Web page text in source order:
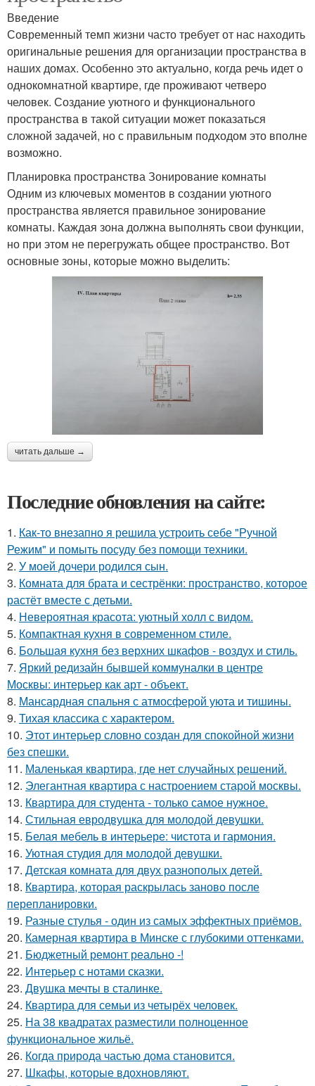
Введение
Современный темп жизни часто требует от нас находить
оригинальные решения для организации пространства в
наших домах. Особенно это актуально, когда речь идет о
однокомнатной квартире, где проживают четверо
человек. Создание уютного и функционального
пространства в такой ситуации может показаться
сложной задачей, но с правильным подходом это вполне
возможно.
Планировка пространства Зонирование комнаты
Одним из ключевых моментов в создании уютного
пространства является правильное зонирование
комнаты. Каждая зона должна выполнять свои функции,
но при этом не перегружать общее пространство. Вот
основные зоны, которые можно выделить:
читать дальше →
Последние обновления на сайте:
1. Как-то внезапно я решила устроить себе "Ручной
Режим" и помыть посуду без помощи техники.
2. У моей дочери родился сын.
3. Комната для брата и сестрёнки: пространство, которое
растёт вместе с детьми.
4. Невероятная красота: уютный холл с видом.
5. Компактная кухня в современном стиле.
6. Большая кухня без верхних шкафов - воздух и стиль.
7. Яркий редизайн бывшей коммуналки в центре
Москвы: интерьер как арт - объект.
8. Мансардная спальня с атмосферой уюта и тишины.
9. Тихая классика с характером.
10. Этот интерьер словно создан для спокойной жизни
без спешки.
11. Маленькая квартира, где нет случайных решений.
12. Элегантная квартира с настроением старой москвы.
13. Квартира для студента - только самое нужное.
14. Стильная евродвушка для молодой девушки.
15. Белая мебель в интерьере: чистота и гармония.
16. Уютная студия для молодой девушки.
17. Детская комната для двух разнополых детей.
18. Квартира, которая раскрылась заново после
перепланировки.
19. Разные стулья - один из самых эффектных приёмов.
20. Камерная квартира в Минске с глубокими оттенками.
21. Бюджетный ремонт реально -!
22. Интерьер с нотами сказки.
23. Двушка мечты в сталинке.
24. Квартира для семьи из четырёх человек.
25. На 38 квадратах разместили полноценное
функциональное жильё.
26. Когда природа частью дома становится.
27. Шкафы, которые вдохновляют.